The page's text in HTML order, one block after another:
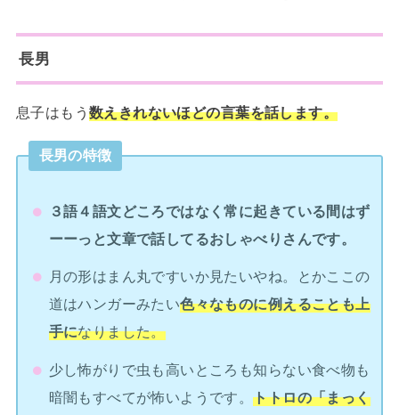
長男
息子はもう 数えきれないほどの言葉を話します。
長男の特徴
３語４語文どころではなく常に起きている間はず
ーーっと文章で話してるおしゃべりさんです。
月の形はまん丸ですいか見たいやね。とかここの
道はハンガーみたい色々なものに例えることも上
手になりました。
少し怖がりで虫も高いところも知らない食べ物も
暗闇もすべてが怖いようです。トトロの「まっく